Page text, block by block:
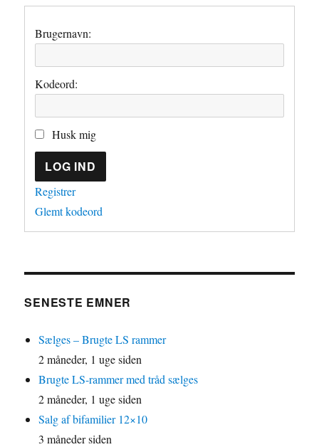
Brugernavn:
Kodeord:
Husk mig
LOG IND
Registrer
Glemt kodeord
SENESTE EMNER
Sælges – Brugte LS rammer
2 måneder, 1 uge siden
Brugte LS-rammer med tråd sælges
2 måneder, 1 uge siden
Salg af bifamilier 12×10
3 måneder siden